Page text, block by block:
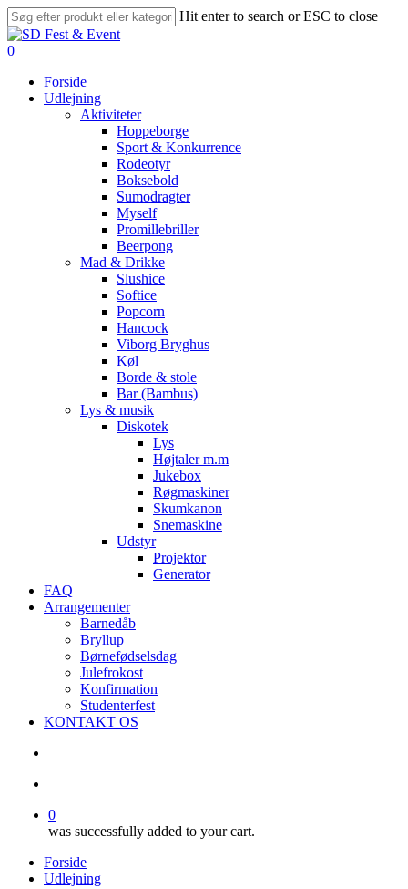
Skip
to
main
Hit enter to search or ESC to close
Close
Search
search
account
0
Forside
Udlejning
Aktiviteter
Hoppeborge
Sport & Konkurrence
Rodeotyr
Boksebold
Sumodragter
Myself
Promillebriller
Beerpong
Mad & Drikke
Slushice
Softice
Popcorn
Hancock
Viborg Bryghus
Køl
Borde & stole
Bar (Bambus)
Lys & musik
Diskotek
Lys
Højtaler m.m
Jukebox
Røgmaskiner
Skumkanon
Snemaskine
Udstyr
Projektor
Generator
FAQ
Arrangementer
Barnedåb
Bryllup
Børnefødselsdag
Julefrokost
Konfirmation
Studenterfest
KONTAKT OS
0
was successfully added to your cart.
Forside
Udlejning